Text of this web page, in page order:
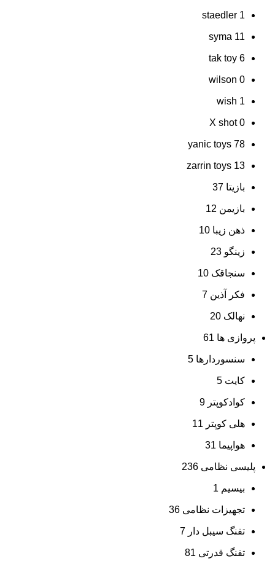
staedler 1
syma 11
tak toy 6
wilson 0
wish 1
X shot 0
yanic toys 78
zarrin toys 13
بازیتا 37
بازیمن 12
ذهن زیبا 10
زینگو 23
سنجاقک 10
فکر آذین 7
نهالک 20
پروازی ها 61
سنسوردارها 5
کایت 5
کوادکوپتر 9
هلی کوپتر 11
هواپیما 31
پلیسی نظامی 236
بیسیم 1
تجهیزات نظامی 36
تفنگ سیبل دار 7
تفنگ قدرتی 81